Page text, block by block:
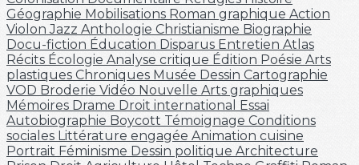
Géographie Mobilisations Roman graphique Action
ViolonJazz Anthologie Christianisme Biographie
Docu-fiction Éducation Disparus Entretien Atlas
Récits Écologie Analyse critique Édition Poésie Arts
plastiques Chroniques Musée Dessin Cartographie
VOD Broderie Vidéo Nouvelle Arts graphiques
Mémoires Drame Droit international Essai
Autobiographie Boycott Témoignage Conditions
sociales Littérature engagée Animation cuisine
Portrait Féminisme Dessin politique Architecture